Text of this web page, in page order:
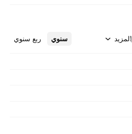
سنوي ربع سنوي المزيد